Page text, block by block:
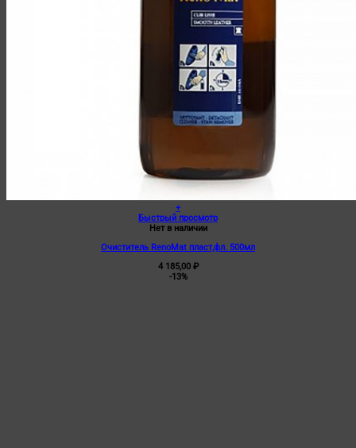
+
Быстрый просмотр
Нет в наличии
Очиститель RenoMat пласт,фл. 500мл
4 185,00 ₽
-13%